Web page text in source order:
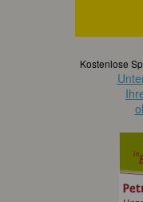
Kostenlose